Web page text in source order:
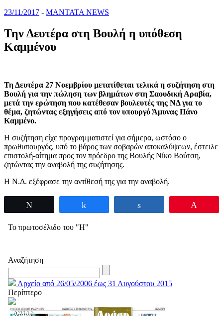
23/11/2017 - MANTATA NEWS
Την Δευτέρα στη Βουλή η υπόθεση
Καμμένου
Τη Δευτέρα 27 Νοεμβρίου μετατίθεται τελικά η συζήτηση στη
Βουλή για την πώληση των βλημάτων στη Σαουδική Αραβία,
μετά την ερώτηση που κατέθεσαν βουλευτές της ΝΔ για το
θέμα, ζητώντας εξηγήσεις από τον υπουργό Άμυνας Πάνο
Καμμένο.
Η συζήτηση είχε προγραμματιστεί για σήμερα, ωστόσο ο
πρωθυπουργός, υπό το βάρος των σοβαρών αποκαλύψεων, έστειλε
επιστολή-αίτημα προς τον πρόεδρο της Βουλής Νίκο Βούτση,
ζητώντας την αναβολή της συζήτησης.
Η Ν.Δ. εξέφρασε την αντίθεσή της για την αναβολή.
Το πρωτοσέλιδο του "Η"
Αναζήτηση
Αρχείο από 26/05/2006 έως 31 Αυγούστου 2015
Περίπτερο